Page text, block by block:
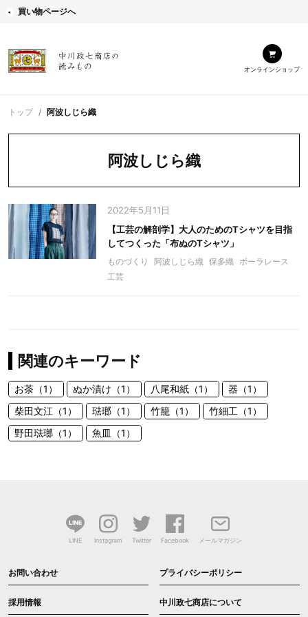
買い物ページへ
オンラインショップ
トップ 阿波しじら織
阿波しじら織
2022年5月11日
【工芸の解剖学】大人のためのTシャツを目指
してつくった「布ぬのTシャツ」
ものづくり 阿波しじら織 保多織 ボーラレース
工芸
関連のキーワード
お茶（1） ぬか漬け（1） 八尾和紙（1）
器（1）
柴田文江（1）
琺瑯（1） 竹籠（1）
竹細工（1）
野田琺瑯（1）
魚皿（1）
LINE Instagram Twitter Facebook メールマガジン
お問い合わせ プライバシーポリシー
採用情報 中川政七商店について